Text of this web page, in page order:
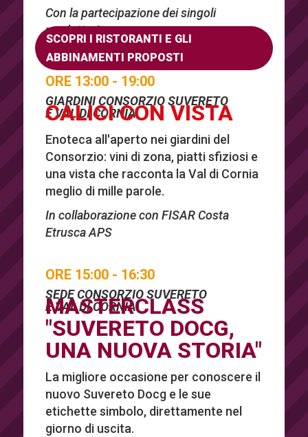
Con la partecipazione dei singoli
produttori.
SCOPRI I RISTORANTI E GLI
ABBINAMENTI PROPOSTI
ORE 13:00 - 19:00
GIARDINI CONSORZIO SUVERETO
E VAL DI CORNIA
CALICI CON VISTA
Enoteca all'aperto nei giardini del
Consorzio: vini di zona, piatti sfiziosi e
una vista che racconta la Val di Cornia
meglio di mille parole.
In collaborazione con FISAR Costa
Etrusca APS
ORE 15:00 - 16:30
SEDE CONSORZIO SUVERETO
E VAL DI CORNIA
MASTERCLASS
"SUVERETO DOCG,
UNA NUOVA STORIA"
La migliore occasione per conoscere il
nuovo Suvereto Docg e le sue
etichette simbolo, direttamente nel
giorno di uscita.